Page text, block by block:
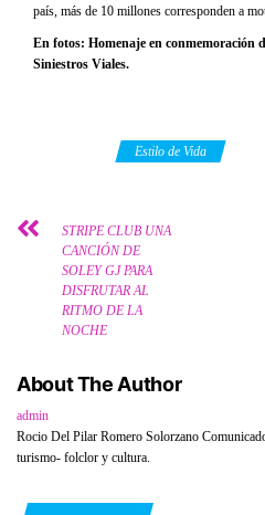
país, más de 10 millones corresponden a
En fotos: Homenaje en conmemoración
Siniestros Viales.
Estilo de Vida
STRIPE CLUB UNA
CANCIÓN DE
SOLEY GJ PARA
DISFRUTAR AL
RITMO DE LA
NOCHE
About The Author
admin
Rocio Del Pilar Romero Solorzano
turismo- folclor y cultura.